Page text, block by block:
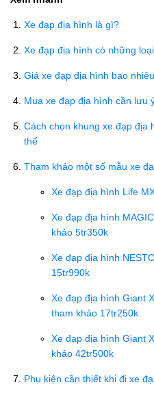
Xe đạp địa hình là gì?
Xe đạp địa hình có những
Giá xe đạp địa hình bao
Mua xe đạp địa hình cần lưu
Cách chọn khung xe đạp địa
thể
Tham khảo một số mẫu xe
Xe đạp địa hình Life
Xe đạp địa hình
khảo 5tr350k
Xe đạp địa hình
15tr990k
Xe đạp địa hình Giant
tham khảo 17tr250k
Xe đạp địa hình Giant
khảo 42tr500k
Phụ kiện cần thiết khi đi xe